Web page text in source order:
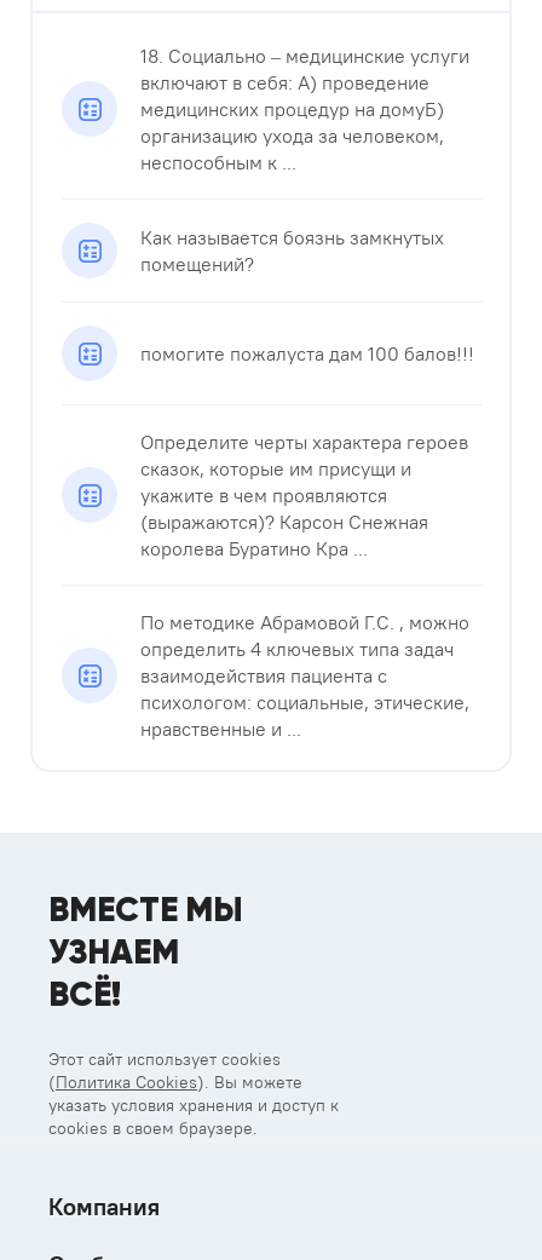
18. Социально – медицинские услуги
включают в себя: А) проведение
медицинских процедур на домуБ)
организацию ухода за человеком,
неспособным к ...
Как называется боязнь замкнутых
помещений?
помогите пожалуста дам 100 балов!!!​
Определите черты характера героев
сказок, которые им присущи и
укажите в чем проявляются
(выражаются)? Карсон Снежная
королева Буратино Кра ...
По методике Абрамовой Г.С. , можно
определить 4 ключевых типа задач
взаимодействия пациента с
психологом: социальные, этические,
нравственные и ...
ВМЕСТЕ МЫ
УЗНАЕМ
ВСЁ!
Этот сайт использует cookies
(Политика Cookies). Вы можете
указать условия хранения и доступ к
cookies в своем браузере.
Компания